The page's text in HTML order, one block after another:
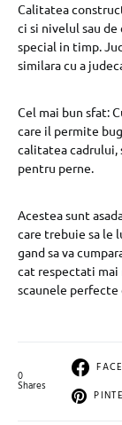
Calitatea
ci si nivelul sau
special in timp.
similara cu a
Cel mai bun sfat:
care il permite
calitatea cadrului,
pentru perne.
Acestea sunt
care trebuie sa le
gand sa va
cat respectati mai
scaunele perfecte
0
Shares